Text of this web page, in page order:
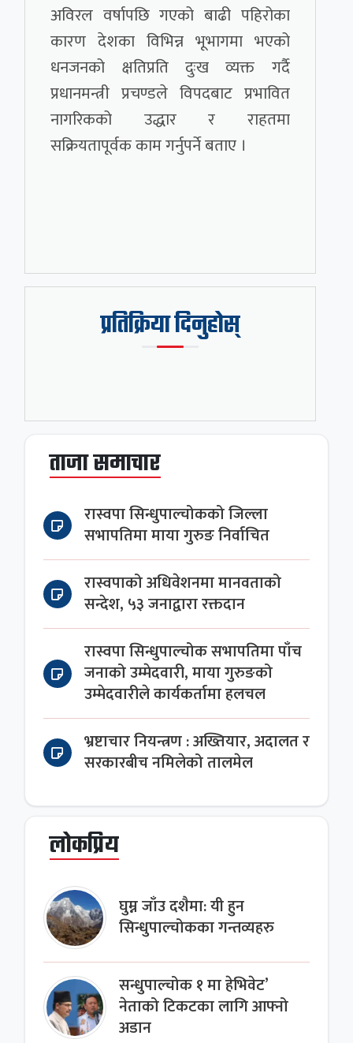
अविरल वर्षापछि गएको बाढी पहिरोका
कारण देशका विभिन्न भूभागमा भएको
धनजनको क्षतिप्रति दुःख व्यक्त गर्दै
प्रधानमन्त्री प्रचण्डले विपदबाट प्रभावित
नागरिकको उद्धार र राहतमा
सक्रियतापूर्वक काम गर्नुपर्ने बताए ।
प्रतिक्रिया दिनुहोस्
ताजा समाचार
रास्वपा सिन्धुपाल्चोकको जिल्ला
सभापतिमा माया गुरुङ निर्वाचित
रास्वपाको अधिवेशनमा मानवताको
सन्देश, ५३ जनाद्वारा रक्तदान
रास्वपा सिन्धुपाल्चोक सभापतिमा पाँच
जनाको उम्मेदवारी, माया गुरुङको
उम्मेदवारीले कार्यकर्तामा हलचल
भ्रष्टाचार नियन्त्रण : अख्तियार, अदालत र
सरकारबीच नमिलेको तालमेल
लोकप्रिय
घुम्न जाँउ दशैमा: यी हुन
सिन्धुपाल्चोकका गन्तव्यहरु
सन्धुपाल्चोक १ मा हेभिवेट’
नेताको टिकटका लागि आफ्नो
अडान